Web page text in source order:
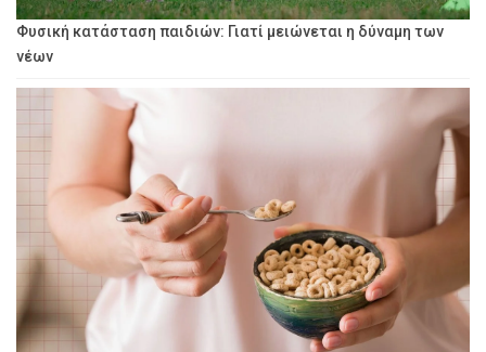
Φυσική κατάσταση παιδιών: Γιατί μειώνεται η δύναμη των
νέων